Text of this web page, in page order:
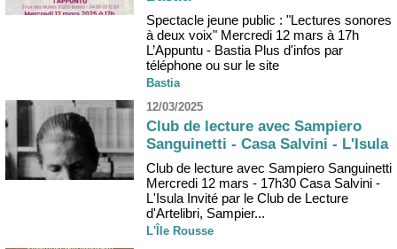
Spectacle jeune public : "Lectures sonores
à deux voix" Mercredi 12 mars à 17h
L’Appuntu - Bastia Plus d'infos par
téléphone ou sur le site
Bastia
12/03/2025
Club de lecture avec Sampiero
Sanguinetti - Casa Salvini - L'Isula
Club de lecture avec Sampiero Sanguinetti
Mercredi 12 mars - 17h30 Casa Salvini -
L'Isula Invité par le Club de Lecture
d'Artelibri, Sampier...
L'Île Rousse